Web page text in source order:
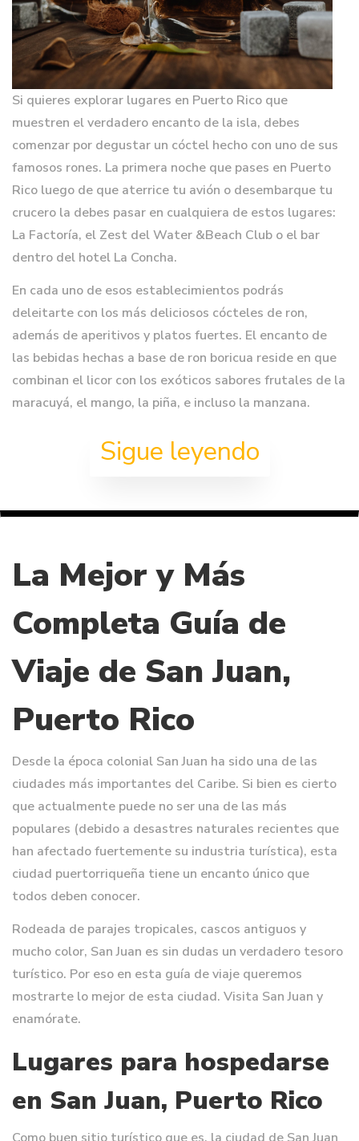
Si quieres explorar lugares en Puerto Rico que
muestren el verdadero encanto de la isla, debes
comenzar por degustar un cóctel hecho con uno de sus
famosos rones. La primera noche que pases en Puerto
Rico luego de que aterrice tu avión o desembarque tu
crucero la debes pasar en cualquiera de estos lugares:
La Factoría, el Zest del Water &Beach Club o el bar
dentro del hotel La Concha.
En cada uno de esos establecimientos podrás
deleitarte con los más deliciosos cócteles de ron,
además de aperitivos y platos fuertes. El encanto de
las bebidas hechas a base de ron boricua reside en que
combinan el licor con los exóticos sabores frutales de la
maracuyá, el mango, la piña, e incluso la manzana.
Sigue leyendo
La Mejor y Más
Completa Guía de
Viaje de San Juan,
Puerto Rico
Desde la época colonial San Juan ha sido una de las
ciudades más importantes del Caribe. Si bien es cierto
que actualmente puede no ser una de las más
populares (debido a desastres naturales recientes que
han afectado fuertemente su industria turística), esta
ciudad puertorriqueña tiene un encanto único que
todos deben conocer.
Rodeada de parajes tropicales, cascos antiguos y
mucho color, San Juan es sin dudas un verdadero tesoro
turístico. Por eso en esta guía de viaje queremos
mostrarte lo mejor de esta ciudad. Visita San Juan y
enamórate.
Lugares para hospedarse
en San Juan, Puerto Rico